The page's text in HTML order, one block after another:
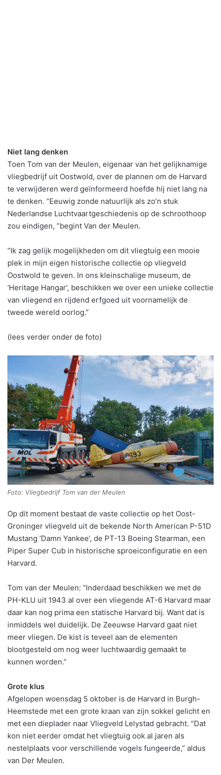
Niet lang denken
Toen Tom van der Meulen, eigenaar van het gelijknamige
vliegbedrijf uit Oostwold, over de plannen om de Harvard
te verwijderen werd geïnformeerd hoefde hij niet lang na
te denken. “Eeuwig zonde natuurlijk als zo’n stuk
Nederlandse Luchtvaartgeschiedenis op de schroothoop
zou eindigen, ”begint Van der Meulen.
“Ik zag gelijk mogelijkheden om dit vliegtuig een mooie
plek in mijn eigen historische collectie op vliegveld
Oostwold te geven. In ons kleinschalige museum, de
‘Heritage Hangar’, beschikken we over een unieke collectie
van vliegend en rijdend erfgoed uit voornamelijk de
tweede wereld oorlog.”
(lees verder onder de foto)
Foto: Vliegbedrijf Tom van der Meulen
Op dit moment bestaat de vaste collectie op het Oost-
Groninger vliegveld uit de bekende North American P-51D
Mustang ‘Damn Yankee’, de PT-13 Boeing Stearman, een
Piper Super Cub in historische sproeiconfiguratie en een
Harvard.
Tom van der Meulen: “Inderdaad beschikken we met de
PH-KLU uit 1943 al over een vliegende AT-6 Harvard maar
daar kan nog prima een statische Harvard bij. Want dat is
inmiddels wel duidelijk. De Zeeuwse Harvard gaat niet
meer vliegen. De kist is teveel aan de elementen
blootgesteld om nog weer luchtwaardig gemaakt te
kunnen worden.”
Grote klus
Afgelopen woensdag 5 oktober is de Harvard in Burgh-
Heemstede met een grote kraan van zijn sokkel gelicht en
met een dieplader naar Vliegveld Lelystad gebracht. “Dat
kon niet eerder omdat het vliegtuig ook al jaren als
nestelplaats voor verschillende vogels fungeerde,” aldus
van Der Meulen.